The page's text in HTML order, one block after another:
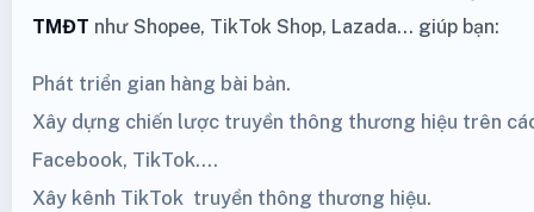
TMĐT như Shopee, TikTok Shop, Lazada… giúp bạn:
Phát triển gian hàng bài bản.
Xây dựng chiến lược truyền thông thương hiệu trên
Facebook, TikTok....
Xây kênh TikTok truyền thông thương hiệu.